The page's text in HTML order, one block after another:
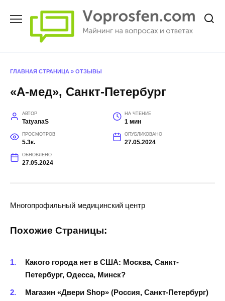
ГЛАВНАЯ СТРАНИЦА » ОТЗЫВЫ
«А-мед», Санкт-Петербург
АВТОР
TatyanaS
НА ЧТЕНИЕ
1 мин
ПРОСМОТРОВ
5.3к.
ОПУБЛИКОВАНО
27.05.2024
ОБНОВЛЕНО
27.05.2024
Многопрофильный медицинский центр
Похожие Страницы:
Какого города нет в США: Москва, Санкт-
Петербург, Одесса, Минск?
Магазин «Двери Shop» (Россия, Санкт-Петербург)